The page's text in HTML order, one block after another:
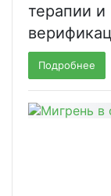
терапии
Подробнее